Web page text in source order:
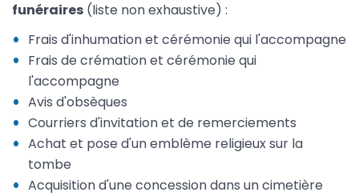
funéraires (liste non exhaustive) :
Frais d'inhumation et cérémonie qui l'accompagne
Frais de crémation et cérémonie qui
l'accompagne
Avis d'obsèques
Courriers d'invitation et de remerciements
Achat et pose d'un emblème religieux sur la
tombe
Acquisition d'une concession dans un cimetière